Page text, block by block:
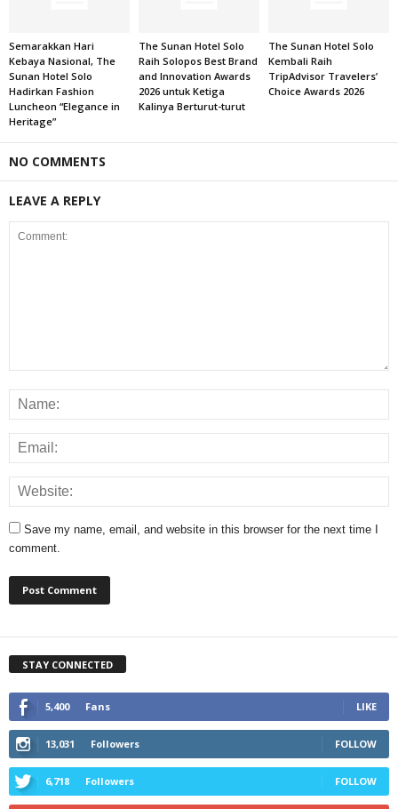
Semarakkan Hari
Kebaya Nasional, The
Sunan Hotel Solo
Hadirkan Fashion
Luncheon “Elegance in
Heritage”
The Sunan Hotel Solo
Raih Solopos Best Brand
and Innovation Awards
2026 untuk Ketiga
Kalinya Berturut-turut
The Sunan Hotel Solo
Kembali Raih
TripAdvisor Travelers’
Choice Awards 2026
NO COMMENTS
LEAVE A REPLY
Save my name, email, and website in this browser for the next time I
comment.
STAY CONNECTED
5,400 Fans LIKE
13,031 Followers FOLLOW
6,718 Followers FOLLOW